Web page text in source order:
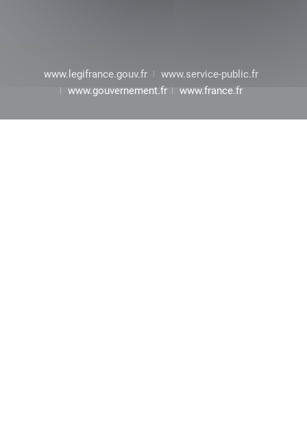
www.legifrance.gouv.fr
www.service-public.fr
www.gouvernement.fr
www.france.fr